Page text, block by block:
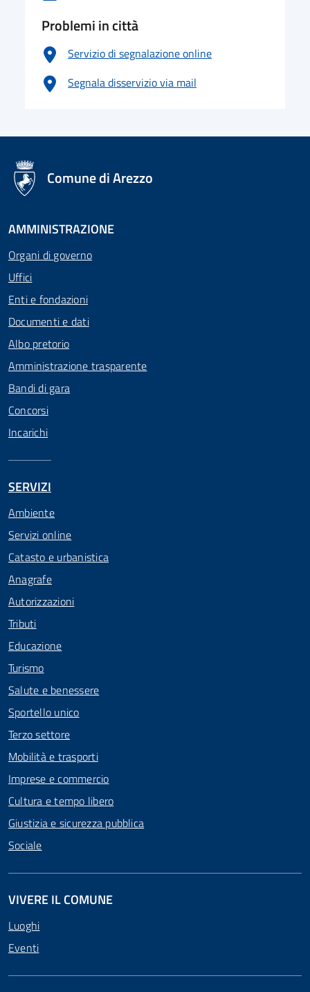
Problemi in città
Servizio di segnalazione online
Segnala disservizio via mail
logo Unione Europea
Comune di Arezzo
AMMINISTRAZIONE
Organi di governo
Uffici
Enti e fondazioni
Documenti e dati
Albo pretorio
Amministrazione trasparente
Bandi di gara
Concorsi
Incarichi
SERVIZI
Ambiente
Servizi online
Catasto e urbanistica
Anagrafe
Autorizzazioni
Tributi
Educazione
Turismo
Salute e benessere
Sportello unico
Terzo settore
Mobilità e trasporti
Imprese e commercio
Cultura e tempo libero
Giustizia e sicurezza pubblica
Sociale
VIVERE IL COMUNE
Luoghi
Eventi